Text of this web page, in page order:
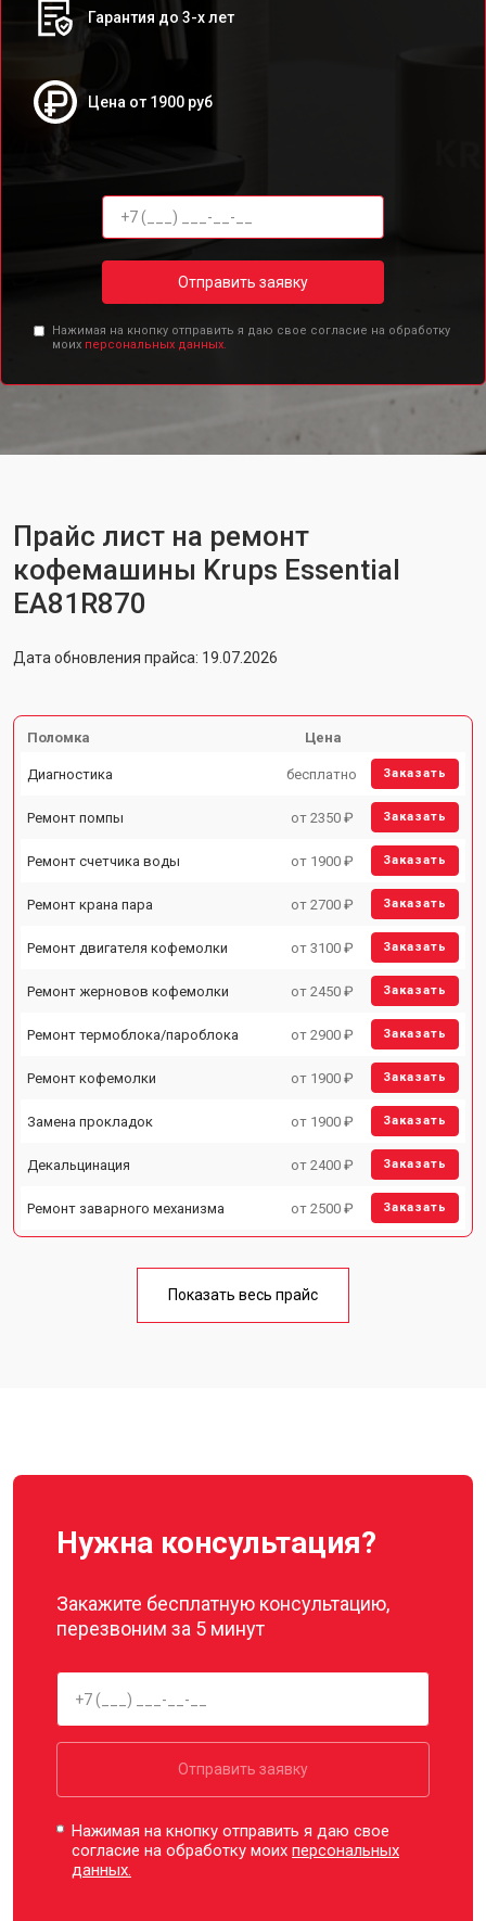
Гарантия до 3-х лет
Цена от 1900 руб
Отправить заявку
Нажимая на кнопку отправить я даю свое согласие на обработку
моих персональных данных.
Прайс лист на ремонт
кофемашины Krups Essential
EA81R870
Дата обновления прайса: 19.07.2026
Поломка Цена
Диагностика бесплатно Заказать
Ремонт помпы от 2350 ₽ Заказать
Ремонт счетчика воды от 1900 ₽ Заказать
Ремонт крана пара от 2700 ₽ Заказать
Ремонт двигателя кофемолки от 3100 ₽ Заказать
Ремонт жерновов кофемолки от 2450 ₽ Заказать
Ремонт термоблока/пароблока от 2900 ₽ Заказать
Ремонт кофемолки от 1900 ₽ Заказать
Замена прокладок от 1900 ₽ Заказать
Декальцинация от 2400 ₽ Заказать
Ремонт заварного механизма от 2500 ₽ Заказать
Показать весь прайс
Нужна консультация?
Закажите бесплатную консультацию,
перезвоним за 5 минут
Отправить заявку
Нажимая на кнопку отправить я даю свое
согласие на обработку моихперсональных
данных.